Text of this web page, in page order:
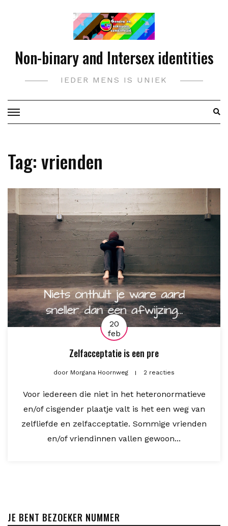
Non-binary and Intersex identities
IEDER MENS IS UNIEK
Tag:vrienden
20
feb
Zelfacceptatie is een pre
door Morgana Hoornweg 2 reacties
Voor iedereen die niet in het heteronormatieve
en/of cisgender plaatje valt is het een weg van
zelfliefde en zelfacceptatie. Sommige vrienden
en/of vriendinnen vallen gewoon...
JE BENT BEZOEKER NUMMER